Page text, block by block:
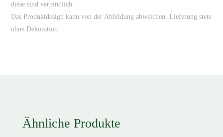
diese sind verbindlich.
Das Produktdesign kann von der Abbildung abweichen. Lieferung stets
ohne Dekoration.
Ähnliche Produkte